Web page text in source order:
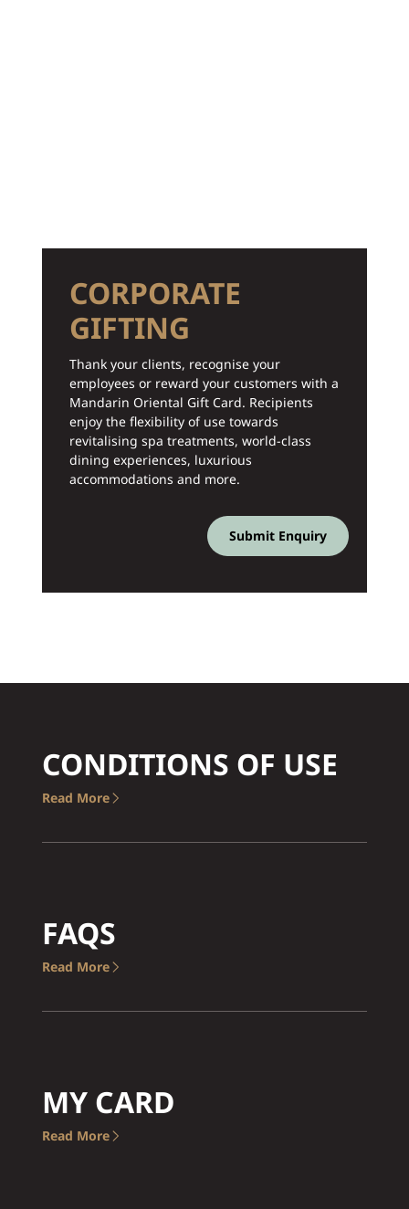
CORPORATE
GIFTING
Thank your clients, recognise your
employees or reward your customers with a
Mandarin Oriental Gift Card. Recipients
enjoy the flexibility of use towards
revitalising spa treatments, world-class
dining experiences, luxurious
accommodations and more.
Submit Enquiry
CONDITIONS OF USE
Read More
FAQS
Read More
MY CARD
Read More